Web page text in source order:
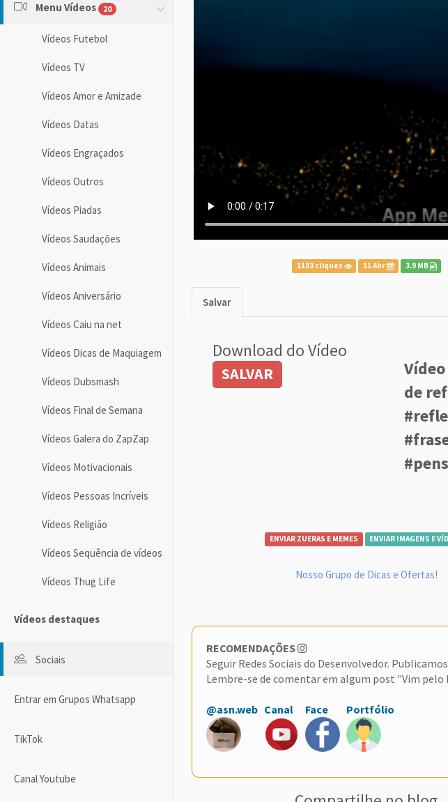
Menu Vídeos 20
Vídeos Futebol
Vídeos TV
Vídeos Amor e Amizade
Vídeos Datas
Vídeos Engraçados
Vídeos Outros
Vídeos Piadas
Vídeos Saudações
Vídeos Animais
Vídeos Aniversário
Vídeos Caiu na net
Vídeos Dicas de Maquiagem
Vídeos Dubsmash
Vídeos Final de Semana
Vídeos Galera do ZapZap
Vídeos Motivacionais
Vídeos Pessoas Incríveis
Vídeos Religião
Vídeos Sequência de vídeos
Vídeos Thug Life
Vídeos destaques
Sociais
Entrar em Grupos Whatsapp
TikTok
Canal Youtube
1183 cliques 11 Abr 3.9 MB
Salvar
Download do Vídeo
SALVAR
de
ENVIAR ZUERAS E MEMES ENVIAR IMAGENS E
Nosso Grupo de Dicas e Ofertas!
RECOMENDAÇÕES
Seguir Redes Sociais do Desenvolvedor.
Lembre-se de comentar em algum post "Vim pelo
@asn.web Canal Face Portfólio